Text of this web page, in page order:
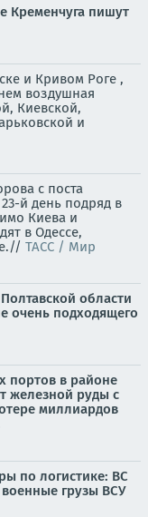
Кременчуга пишут
и Кривом Роге ,
воздушная
Киевской,
и
с поста
й день подряд в
Киева и
в Одессе,
ТАСС / Мир
области
очень подходящего
портов в районе
железной руды с
миллиардов
по логистике: ВС
грузы ВСУ